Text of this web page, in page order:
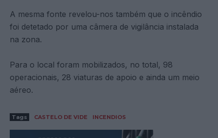
A mesma fonte revelou-nos também que o incêndio
foi detetado por uma câmera de vigilância instalada
na zona.
Para o local foram mobilizados, no total, 98
operacionais, 28 viaturas de apoio e ainda um meio
aéreo.
Tags CASTELO DE VIDE INCENDIOS